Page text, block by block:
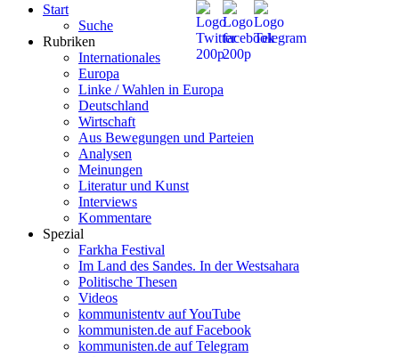
Start
Suche
Rubriken
Internationales
Europa
Linke / Wahlen in Europa
Deutschland
Wirtschaft
Aus Bewegungen und Parteien
Analysen
Meinungen
Literatur und Kunst
Interviews
Kommentare
Spezial
Farkha Festival
Im Land des Sandes. In der Westsahara
Politische Thesen
Videos
kommunistentv auf YouTube
kommunisten.de auf Facebook
kommunisten.de auf Telegram